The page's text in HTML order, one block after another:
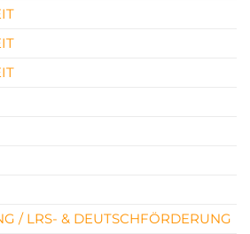
/ LRS- & DEUTSCHFÖRDERUNG